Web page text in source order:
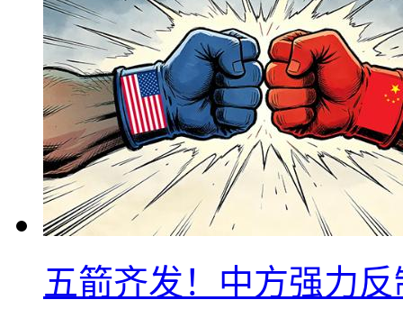
五箭齐发！中方强力